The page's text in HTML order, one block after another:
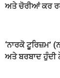
ਅਤੇ ਚੋਰੀਆਂ ਕਰ
‘ਨਾਰਕੋ ਟੂਰਿਜ਼ਮ’
ਅਤੇ ਬਰਬਾਦ ਹੁੰਦੀ